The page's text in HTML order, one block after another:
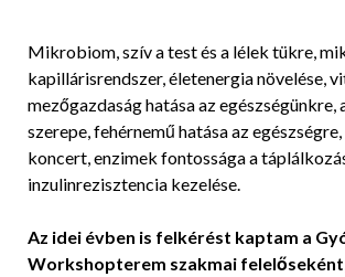
Mikrobiom, szív a test és a lélek tükre,
kapillárisrendszer, életenergia növelése,
mezőgazdaság hatása az egészségünkre,
szerepe, fehérnemű hatása az
koncert, enzimek fontossága a
inzulinrezisztencia kezelése.
Az idei évben is felkérést kaptam a
Workshopterem szakmai felelőseként